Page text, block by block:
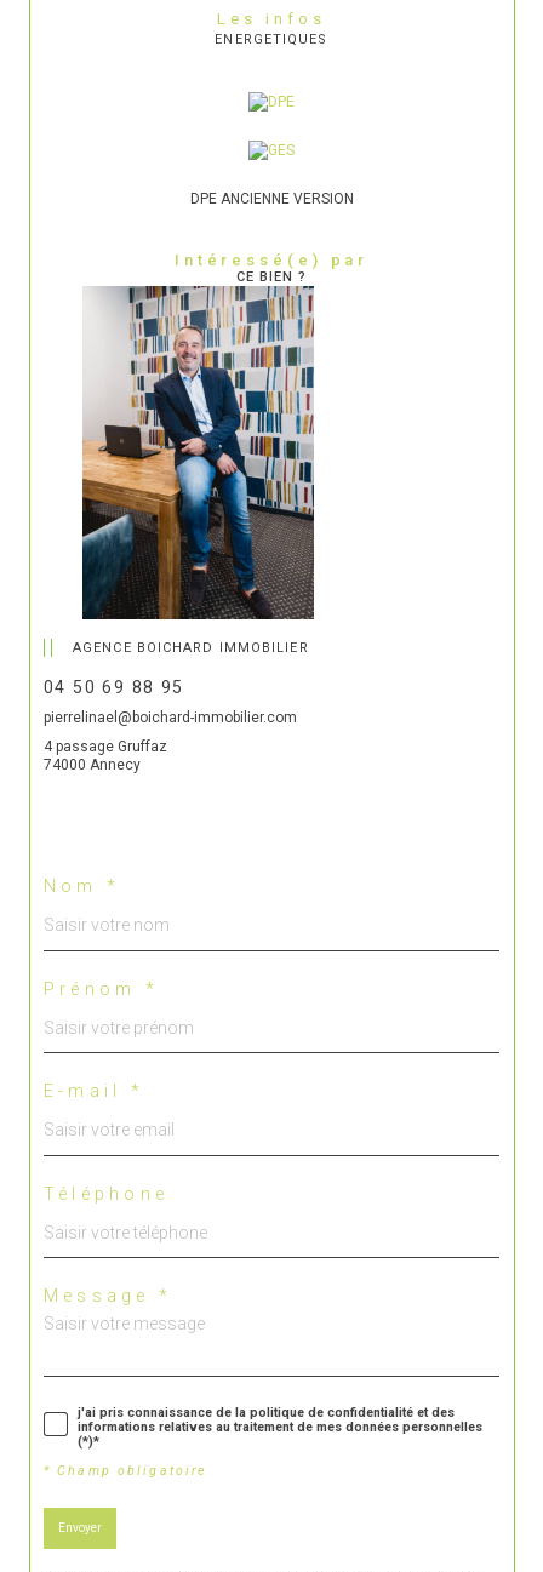
Les infos
ENERGETIQUES
DPE ANCIENNE VERSION
Intéressé(e) par
CE BIEN ?
AGENCE BOICHARD IMMOBILIER
04 50 69 88 95
pierrelinael@boichard-immobilier.com
4 passage Gruffaz
74000 Annecy
Nom *
Prénom *
E-mail *
Téléphone
Message *
j'ai pris connaissance de la politique de confidentialité et des
informations relatives au traitement de mes données personnelles
(*)*
* Champ obligatoire
Envoyer